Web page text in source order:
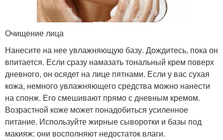
Очищение лица
Нанесите на нее увлажняющую базу. Дождитесь, пока он
впитается. Если сразу намазать тональный крем поверх
дневного, он осядет на лице пятнами. Если у вас сухая
кожа, немного увлажняющего средства можно нанести
на спонж. Его смешивают прямо с дневным кремом.
Возрастной коже может понадобиться усиленное
питание. Используйте жирные сыворотки и базы под
макияж: они восполняют недостаток влаги.